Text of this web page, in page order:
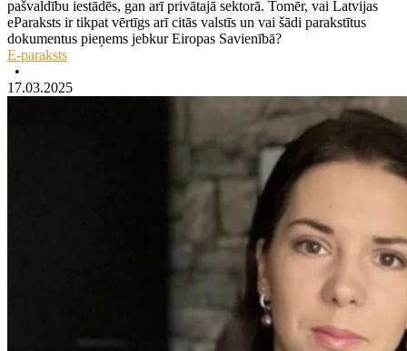
pašvaldību iestādēs, gan arī privātajā sektorā. Tomēr, vai Latvijas
eParaksts ir tikpat vērtīgs arī citās valstīs un vai šādi parakstītus
dokumentus pieņems jebkur Eiropas Savienībā?
E-paraksts
•
17.03.2025